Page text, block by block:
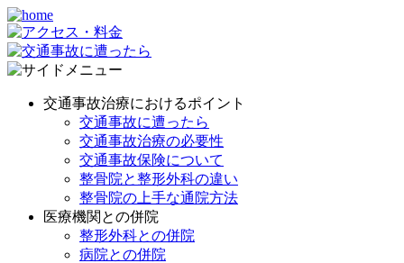
交通事故治療におけるポイント
交通事故に遭ったら
交通事故治療の必要性
交通事故保険について
整骨院と整形外科の違い
整骨院の上手な通院方法
医療機関との併院
整形外科との併院
病院との併院